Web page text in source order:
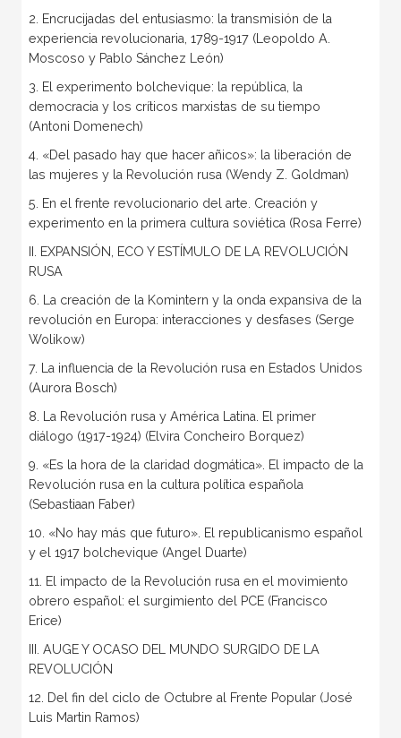
2. Encrucijadas del entusiasmo: la transmisión de la
experiencia revolucionaria, 1789-1917 (Leopoldo A.
Moscoso y Pablo Sánchez León)
3. El experimento bolchevique: la república, la
democracia y los críticos marxistas de su tiempo
(Antoni Domenech)
4. «Del pasado hay que hacer añicos»: la liberación de
las mujeres y la Revolución rusa (Wendy Z. Goldman)
5. En el frente revolucionario del arte. Creación y
experimento en la primera cultura soviética (Rosa Ferre)
II. EXPANSIÓN, ECO Y ESTÍMULO DE LA REVOLUCIÓN
RUSA
6. La creación de la Komintern y la onda expansiva de la
revolución en Europa: interacciones y desfases (Serge
Wolikow)
7. La influencia de la Revolución rusa en Estados Unidos
(Aurora Bosch)
8. La Revolución rusa y América Latina. El primer
diálogo (1917-1924) (Elvira Concheiro Borquez)
9. «Es la hora de la claridad dogmática». El impacto de la
Revolución rusa en la cultura política española
(Sebastiaan Faber)
10. «No hay más que futuro». El republicanismo español
y el 1917 bolchevique (Angel Duarte)
11. El impacto de la Revolución rusa en el movimiento
obrero español: el surgimiento del PCE (Francisco
Erice)
III. AUGE Y OCASO DEL MUNDO SURGIDO DE LA
REVOLUCIÓN
12. Del fin del ciclo de Octubre al Frente Popular (José
Luis Martin Ramos)